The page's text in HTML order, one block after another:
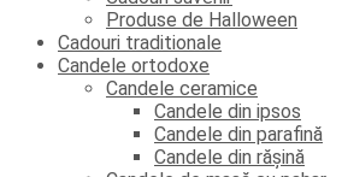
Produse de Halloween
Cadouri traditionale
Candele ortodoxe
Candele ceramice
Candele din ipsos
Candele din parafină
Candele din rășină